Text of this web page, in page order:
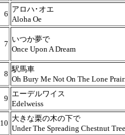
6
アロハ･オエ
Aloha Oe
7
いつか夢で
Once Upon A Dream
8
駅馬車
Oh Bury Me Not On The Lone
9
エーデルワイス
Edelweiss
10
大きな栗の木の下で
Under The Spreading Chestnut Tree